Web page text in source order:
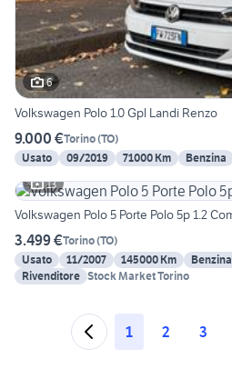
6
Volkswagen Polo 1.0 Gpl Landi Renzo
9.000 €Torino(TO)
Usato
09/2019 71000 Km Benzina
13
Volkswagen Polo 5 Porte Polo 5p 1.2
3.499 €Torino(TO)
Usato
11/2007 145000 Km Benzina
Rivenditore Stock Market Torino
1 2 3